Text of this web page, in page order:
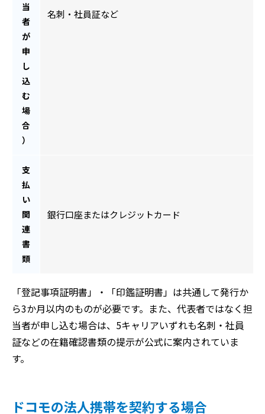
当
者
が
申
し
込
む
場
合
）
名刺・社員証など
支
払
い
関
連
書
類
銀行口座またはクレジットカード
「登記事項証明書」・「印鑑証明書」は共通して発行か
ら3か月以内のものが必要です。また、代表者ではなく担
当者が申し込む場合は、5キャリアいずれも名刺・社員
証などの在籍確認書類の提示が公式に案内されていま
す。
ドコモの法人携帯を契約する場合